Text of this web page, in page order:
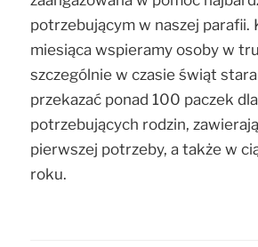
potrzebującym w naszej parafii.
miesiąca wspieramy osoby w
szczególnie w czasie świąt
przekazać ponad 100 paczek
potrzebujących rodzin,
pierwszej potrzeby, a także w
roku.